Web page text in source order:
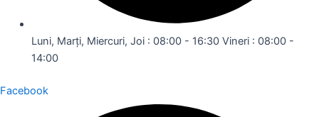
Luni, Marți, Miercuri, Joi : 08:00 - 16:30 Vineri : 08:00 -
14:00
Facebook